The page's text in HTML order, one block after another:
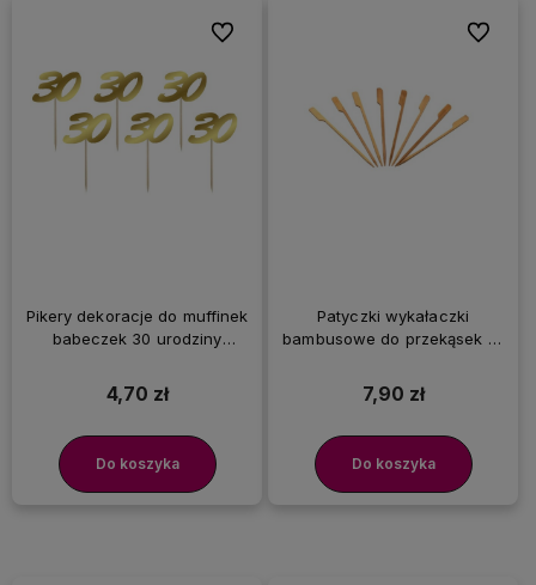
Pikery dekoracje do muffinek
babeczek 30 urodziny
4,70 zł
Do koszyka
Do ulubionych
Patyczki wykałaczki
bambusowe do przekąsek 15
7,90 zł
Do koszyka
Do